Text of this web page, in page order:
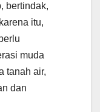
bertindak,
itu,
muda
tanah air,
dan